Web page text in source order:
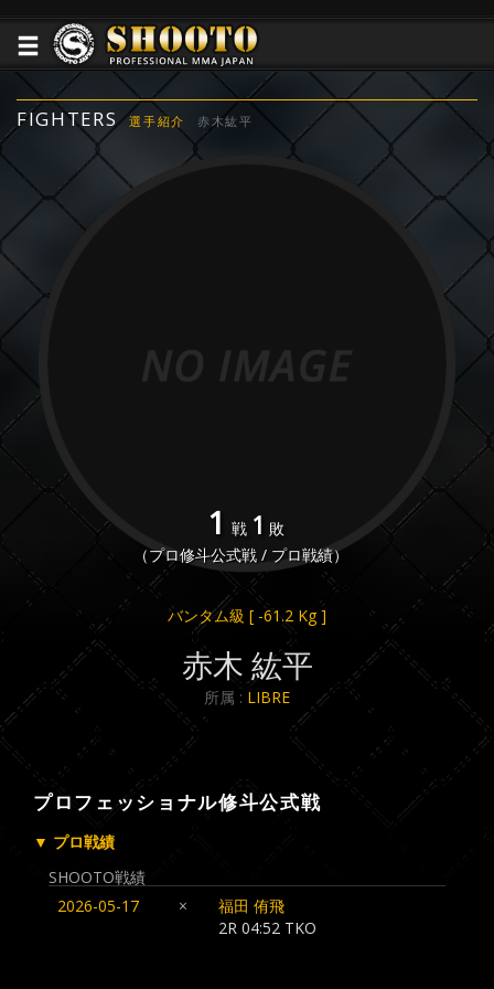
FIGHTERS 選手紹介 赤木紘平
1 戦 1 敗
（プロ修斗公式戦 / プロ戦績）
バンタム級 [ -61.2 Kg ]
赤木 紘平
所属 : LIBRE
プロフェッショナル修斗公式戦
▼ プロ戦績
SHOOTO戦績
2026-05-17
×
福田 侑飛
2R 04:52 TKO